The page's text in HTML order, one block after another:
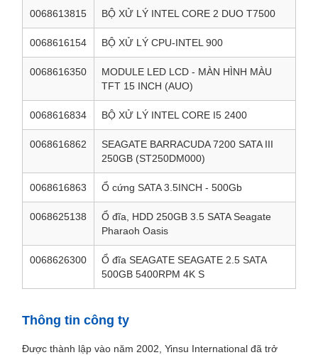
0068613815 BỘ XỬ LÝ INTEL CORE 2 DUO T7500
0068616154 BỘ XỬ LÝ CPU-INTEL 900
0068616350
MODULE LED LCD - MÀN HÌNH MÀU
TFT 15 INCH (AUO)
0068616834 BỘ XỬ LÝ INTEL CORE I5 2400
0068616862
SEAGATE BARRACUDA 7200 SATA III
250GB (ST250DM000)
0068616863 Ổ cứng SATA 3.5INCH - 500Gb
0068625138
Ổ đĩa, HDD 250GB 3.5 SATA Seagate
Pharaoh Oasis
0068626300
Ổ đĩa SEAGATE SEAGATE 2.5 SATA
500GB 5400RPM 4K S
Thông tin công ty
Được thành lập vào năm 2002, Yinsu International đã trở